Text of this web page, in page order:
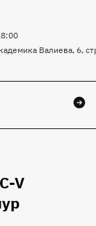
Валиева, 6,
V